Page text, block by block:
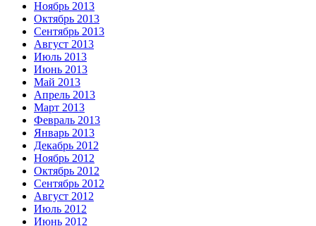
Ноябрь 2013
Октябрь 2013
Сентябрь 2013
Август 2013
Июль 2013
Июнь 2013
Май 2013
Апрель 2013
Март 2013
Февраль 2013
Январь 2013
Декабрь 2012
Ноябрь 2012
Октябрь 2012
Сентябрь 2012
Август 2012
Июль 2012
Июнь 2012